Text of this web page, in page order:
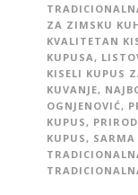
ZA ZIMSKU
KVALITETAN
KUPUSA ,
KISELI KUPUS
KUVANJE,
OGNJENOVIĆ,
KUPUS ,
KUPUS , SARMA